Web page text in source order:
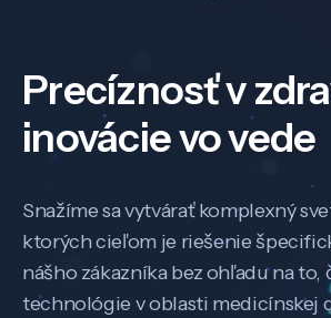
Precíznosť v
inovácie vo vede
Snažíme sa vytvárať komplexný
ktorých cieľom je riešenie
nášho zákazníka bez ohľadu na to,
technológie v oblasti medicínskej